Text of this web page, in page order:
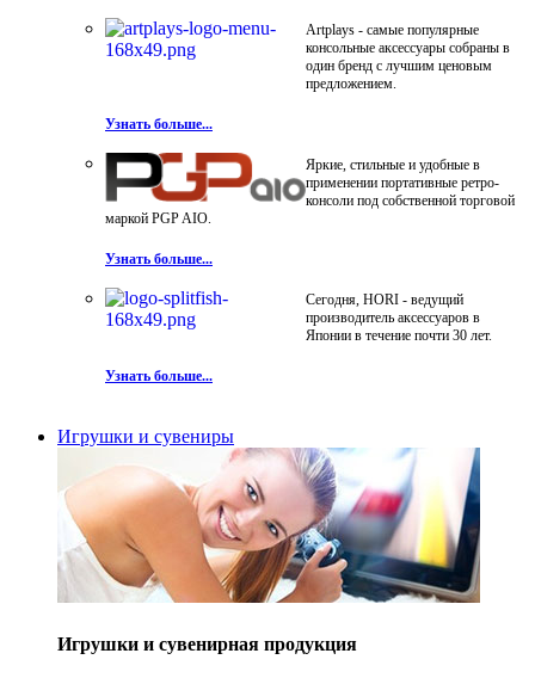
Artplays - самые популярные
консольные аксессуары собраны в
один бренд с лучшим ценовым
предложением.
Узнать больше...
Яркие, стильные и удобные в
применении портативные ретро-
консоли под собственной торговой
маркой PGP AIO.
Узнать больше...
Сегодня, HORI - ведущий
производитель аксессуаров в
Японии в течение почти 30 лет.
Узнать больше...
Игрушки и сувениры
Игрушки и сувенирная продукция